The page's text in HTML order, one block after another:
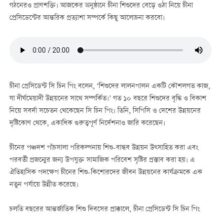
গঠনেরও প্রাণশক্তি। আজকের অনুষ্ঠানে চীনা শিশুদের বেড়ে ওঠা নিয়ে চীনা
প্রেসিডেন্টের আন্তরিক প্রত্যাশা সম্পর্কে কিছু আলোচনা করবো।
চীনা প্রেসিডেন্ট সি চিন পিং বলেন, ‘শিশুদের লালনপালন একটি কৌশলগত কাজ,
যা দীর্ঘমেয়াদী উন্নয়নের সাথে সম্পর্কিত।’ গত ১০ বছরে শিশুদের বৃদ্ধি ও বিকাশ
নিয়ে সবর্দা সচেতন থেকেছেন সি চিন পিং। তিনি, সিপিসি ও দেশের উন্নয়নের
দৃষ্টিকোণ থেকে, একাধিক গুরুত্বপূর্ণ নির্দেশনাও জারি করেছেন।
চীনের পঞ্চদশ পাঁচসালা পরিকল্পনায় শিশু-বান্ধব উন্নয়ন উত্সাহিত করা এবং
পরবর্তী প্রজন্মের জন্য উপযুক্ত সামাজিক পরিবেশ সৃষ্টির প্রস্তাব করা হয়। এ
ঐতিহাসিক পদক্ষেপ চীনের শিশু-কিশোরদের জীবন উন্নয়নের কার্যক্রমকে এক
নতুন পর্যায়ে উন্নীত করেছে।
চলতি বছরের আন্তর্জাতিক শিশু দিবসের প্রাক্কালে, চীনা প্রেসিডেন্ট সি চিন পিং